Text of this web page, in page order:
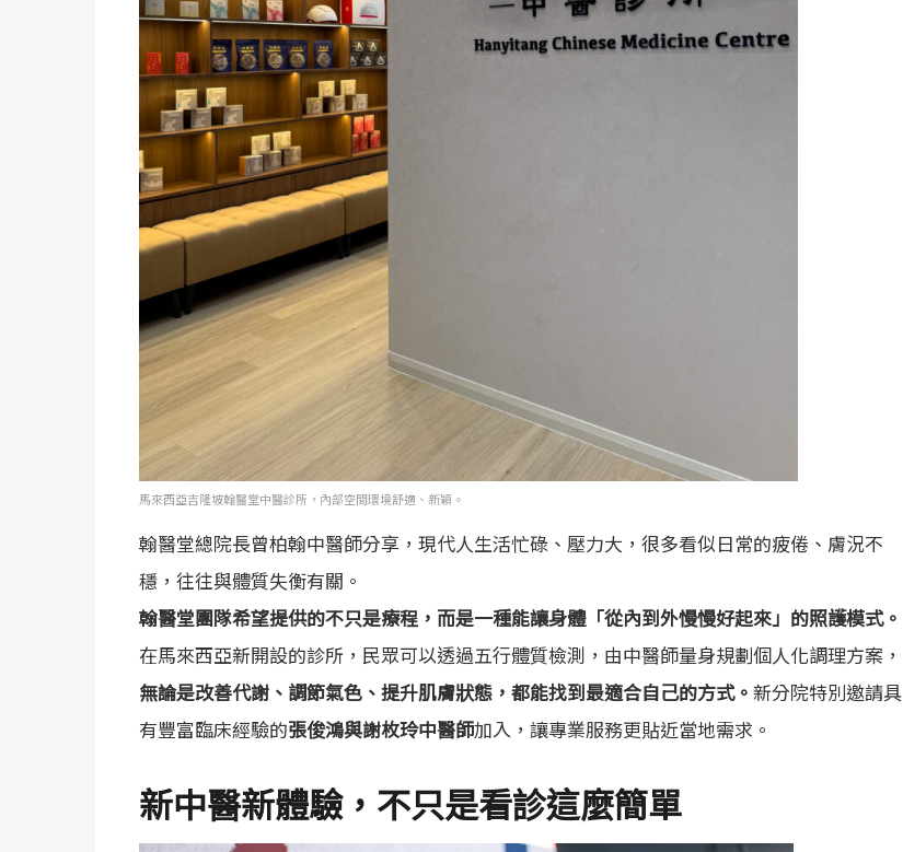
馬來西亞吉隆坡翰醫堂中醫診所，內部空間環境舒適、新穎。
翰醫堂總院長曾柏翰中醫師分享，現代人生活忙碌、壓力大，很多看似日常的疲倦、膚況不
穩，往往與體質失衡有關。
翰醫堂團隊希望提供的不只是療程，而是一種能讓身體「從內到外慢慢好起來」的照護模式。
在馬來西亞新開設的診所，民眾可以透過五行體質檢測，由中醫師量身規劃個人化調理方案，
無論是改善代謝、調節氣色、提升肌膚狀態，都能找到最適合自己的方式。 新分院特別邀請具
有豐富臨床經驗的張俊鴻與謝枚玲中醫師加入，讓專業服務更貼近當地需求。
新中醫新體驗，不只是看診這麼簡單